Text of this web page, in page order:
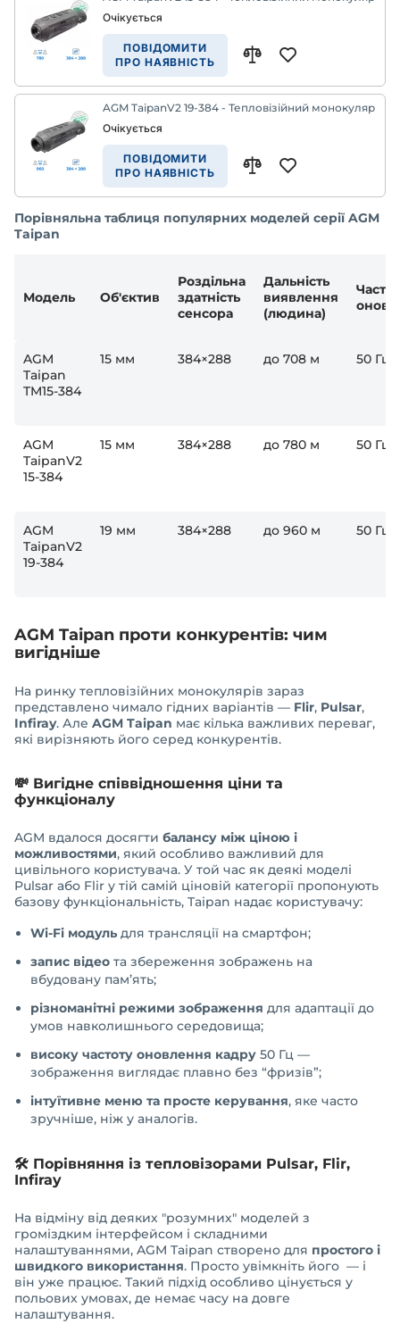
Очікується
ПОВІДОМИТИ
ПРО НАЯВНІСТЬ
AGM TaipanV2 19-384 - Тепловізійний монокуляр
Очікується
ПОВІДОМИТИ
ПРО НАЯВНІСТЬ
Порівняльна таблиця популярних моделей серії AGM
Taipan
Модель Об'єктив
Роздільна
здатність
сенсора
Дальність
виявлення
(людина)
AGM
Taipan
TM15-384
15 мм 384×288 до 708 м 50 Гц
AGM
TaipanV2
15-384
15 мм 384×288 до 780 м 50 Гц
AGM
TaipanV2
19-384
19 мм 384×288 до 960 м 50 Гц
AGM Taipan проти конкурентів: чим
вигідніше
На ринку тепловізійних монокулярів зараз
представлено чимало гідних варіантів — Flir, Pulsar,
Infiray. Але AGM Taipan має кілька важливих переваг,
які вирізняють його серед конкурентів.
💸 Вигідне співвідношення ціни та
функціоналу
AGM вдалося досягти балансу між ціною і
можливостями, який особливо важливий для
цивільного користувача. У той час як деякі моделі
Pulsar або Flir у тій самій ціновій категорії пропонують
базову функціональність, Taipan надає користувачу:
Wi-Fi модуль для трансляції на смартфон;
запис відео та збереження зображень на
вбудовану пам’ять;
різноманітні режими зображення для адаптації до
умов навколишнього середовища;
високу частоту оновлення кадру 50 Гц —
зображення виглядає плавно без “фризів”;
інтуїтивне меню та просте керування, яке часто
зручніше, ніж у аналогів.
🛠 Порівняння із тепловізорами Pulsar, Flir,
Infiray
На відміну від деяких "розумних" моделей з
громіздким інтерфейсом і складними
налаштуваннями, AGM Taipan створено для простого і
швидкого використання. Просто увімкніть його — і
він уже працює. Такий підхід особливо цінується у
польових умовах, де немає часу на довге
налаштування.